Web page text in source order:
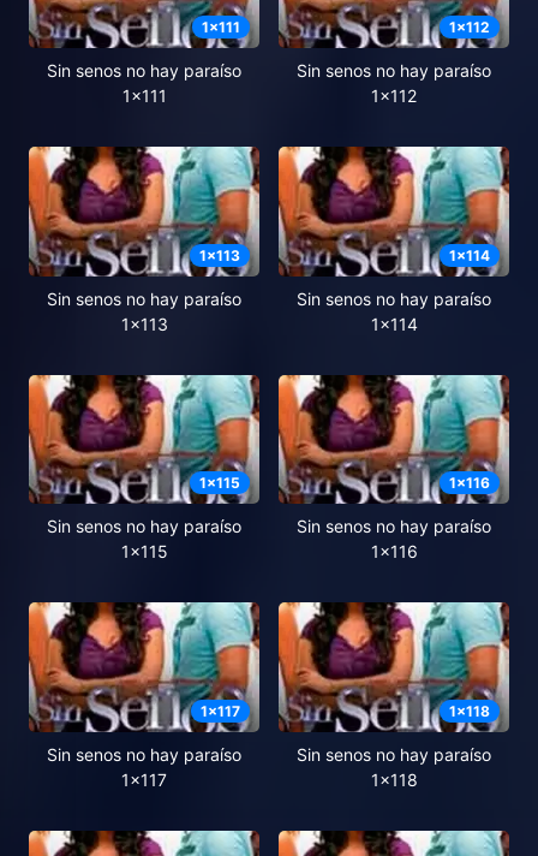
1x111
Sin senos no hay paraíso
1x111
1x112
Sin senos no hay paraíso
1x112
1x113
Sin senos no hay paraíso
1x113
1x114
Sin senos no hay paraíso
1x114
1x115
Sin senos no hay paraíso
1x115
1x116
Sin senos no hay paraíso
1x116
1x117
Sin senos no hay paraíso
1x117
1x118
Sin senos no hay paraíso
1x118